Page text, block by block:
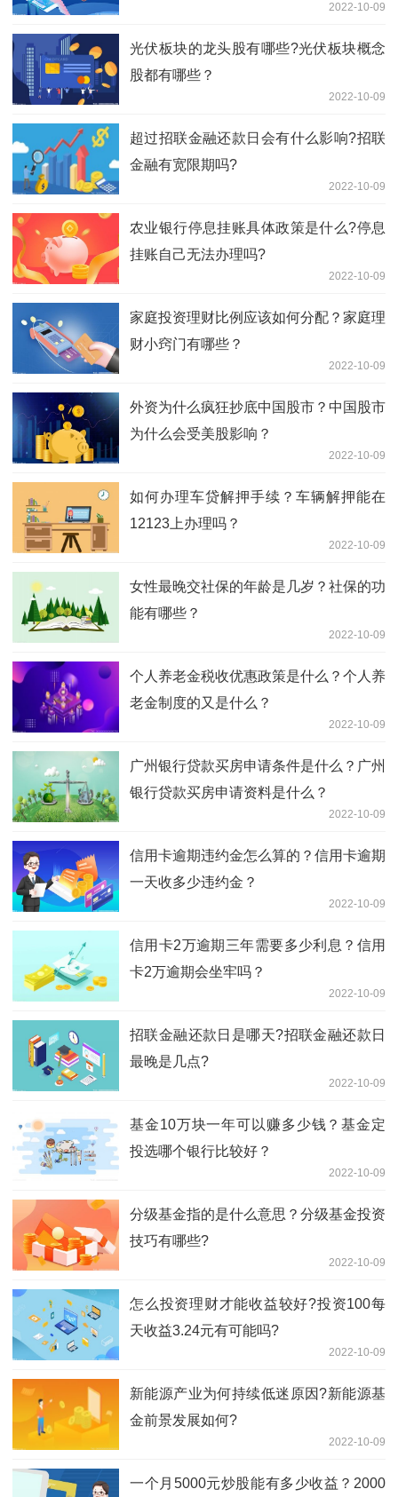
2022-10-09
光伏板块的龙头股有哪些?光伏板块概念
股都有哪些？
2022-10-09
超过招联金融还款日会有什么影响?招联
金融有宽限期吗?
2022-10-09
农业银行停息挂账具体政策是什么?停息
挂账自己无法办理吗?
2022-10-09
家庭投资理财比例应该如何分配？家庭理
财小窍门有哪些？
2022-10-09
外资为什么疯狂抄底中国股市？中国股市
为什么会受美股影响？
2022-10-09
如何办理车贷解押手续？车辆解押能在
12123上办理吗？
2022-10-09
女性最晚交社保的年龄是几岁？社保的功
能有哪些？
2022-10-09
个人养老金税收优惠政策是什么？个人养
老金制度的又是什么？
2022-10-09
广州银行贷款买房申请条件是什么？广州
银行贷款买房申请资料是什么？
2022-10-09
信用卡逾期违约金怎么算的？信用卡逾期
一天收多少违约金？
2022-10-09
信用卡2万逾期三年需要多少利息？信用
卡2万逾期会坐牢吗？
2022-10-09
招联金融还款日是哪天?招联金融还款日
最晚是几点?
2022-10-09
基金10万块一年可以赚多少钱？基金定
投选哪个银行比较好？
2022-10-09
​分级基金指的是什么意思？分级基金投资
技巧有哪些?
2022-10-09
怎么投资理财才能收益较好?投资100每
天收益3.24元有可能吗?
2022-10-09
新能源产业为何持续低迷原因?新能源基
金前景发展如何?
2022-10-09
一个月5000元炒股能有多少收益？2000